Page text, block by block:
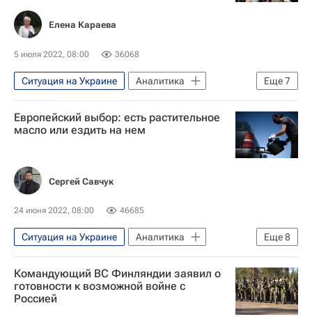
Елена Караева
5 июля 2022, 08:00 36068
Еще7
Ситуация на Украине
Аналитика
Франция
Россия
русофобия
Санкции
Санкции в отношении России
Признание ДНР и ЛНР в России
Европейский выбор: есть растительное
масло или ездить на нем
Сергей Савчук
24 июня 2022, 08:00 46685
Еще8
Ситуация на Украине
Аналитика
Украина
Россия
Европа
биотопливо
Энергетика
Ситуация в ДНР и ЛНР
Командующий ВС Финляндии заявил о
готовности к возможной войне с
Россией